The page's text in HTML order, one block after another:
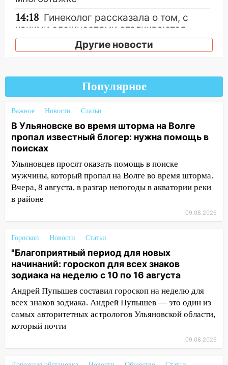
14:18 Гинеколог рассказала о том, с
какими сложностями сталкиваются
молодые мамы
13:00 «Благоприятный период для
новых начинаний: гороскоп для всех
знаков зодиака на неделю с 10 по 16
августа
13:00 На проспекте Тюленева в
Ульяновске образовалось «море»
12:57
В Ульяновской области ожидается
крупный град
Где есть бензин в Ульяновске 9
11:55
Соцсети: светофор упал на
машину во время сильного ливня в
Ульяновске
11:00
В Ульяновской области люди в
СНТ сидят без света
10:13 Прокуратура подвела итоги
недели в Ульяновской области
Другие новости
Популярное
Важное Новости Статьи
В Ульяновске во время шторма на Волге
пропал известный блогер: нужна помощь в
поисках
Ульяновцев просят оказать помощь в поиске
мужчины, который пропал на Волге во время шторма.
Вчера, 8 августа, в разгар непогоды в акватории реки
в районе
09.08.2026
Гороскоп Новости Статьи
"Благоприятный период для новых
начинаний: гороскоп для всех знаков
зодиака на неделю с 10 по 16 августа
Андрей Пупышев составил гороскоп на неделю для
всех знаков зодиака. Андрей Пупышев — это один из
самых авторитетных астрологов Ульяновской области,
который почти
09.08.2026